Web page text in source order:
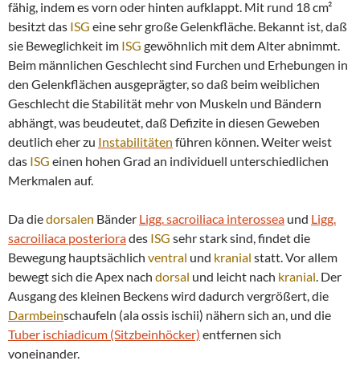
fähig, indem es vorn oder hinten aufklappt. Mit rund 18 cm²
besitzt das ISG eine sehr große Gelenkfläche. Bekannt ist, daß
sie Beweglichkeit im ISG gewöhnlich mit dem Alter abnimmt.
Beim männlichen Geschlecht sind Furchen und Erhebungen in
den Gelenkflächen ausgeprägter, so daß beim weiblichen
Geschlecht die Stabilität mehr von Muskeln und Bändern
abhängt, was beudeutet, daß Defizite in diesen Geweben
deutlich eher zu Instabilitäten führen können. Weiter weist
das ISG einen hohen Grad an individuell unterschiedlichen
Merkmalen auf.
Da diedorsalen Bänder Ligg. sacroiliaca interossea und Ligg.
sacroiliaca posteriorades ISG sehr stark sind, findet die
Bewegung hauptsächlich ventral und kranial statt. Vor allem
bewegt sich die Apex nach dorsal und leicht nach kranial . Der
Ausgang des kleinen Beckens wird dadurch vergrößert, die
Darmbeinschaufeln (ala ossis ischii) nähern sich an, und die
Tuber ischiadicum (Sitzbeinhöcker) entfernen sich
voneinander.